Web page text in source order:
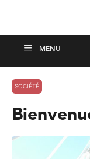
SOCIÉTÉ